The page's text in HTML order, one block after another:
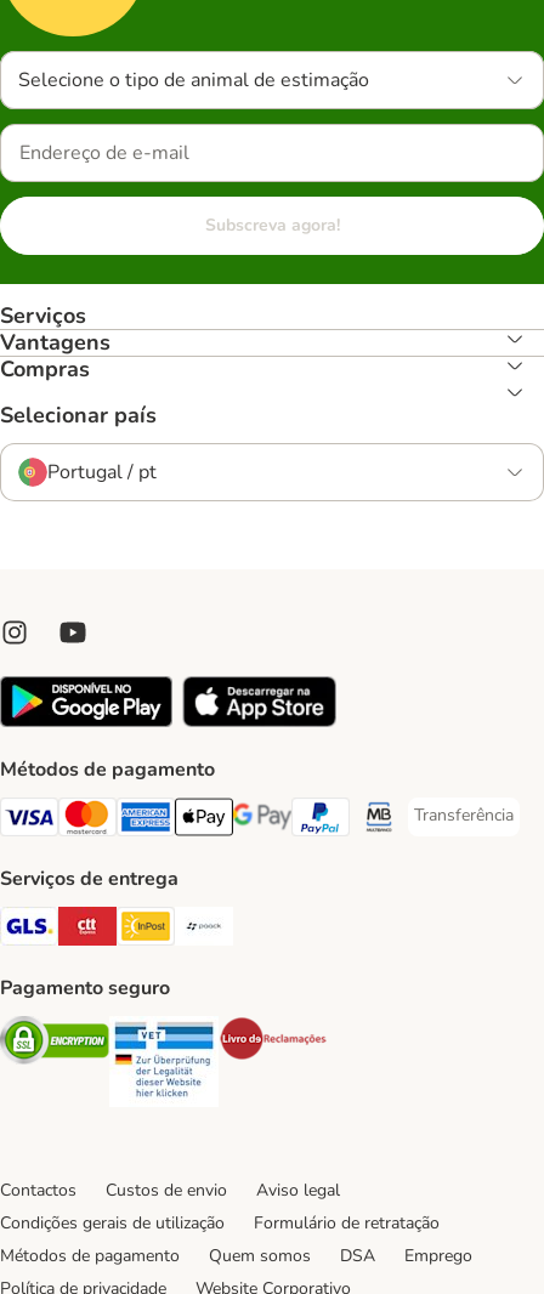
Selecione o tipo de animal de estimação
Subscreva agora!
Serviços
Vantagens
Compras
Selecionar país
Portugal / pt
Métodos de pagamento
Visa Payment Method
Mastercard Payment Method
American Express Payment Method
Apple Pay Payment Method
Google Pay Payment Method
PayPal Payment Method
Multibanco Payment
Transferência
Transferência
Serviços de entrega
GLS Shipping Method
CTTExpress Shipping Method
InPost Shipping Method
Pagamento seguro
Security Security
Contactos Custos de envio
Aviso legal
Condições gerais de utilização
Formulário de retratação
Métodos de pagamento
Quem somos DSA
Emprego
Política de privacidade
Website Corporativo